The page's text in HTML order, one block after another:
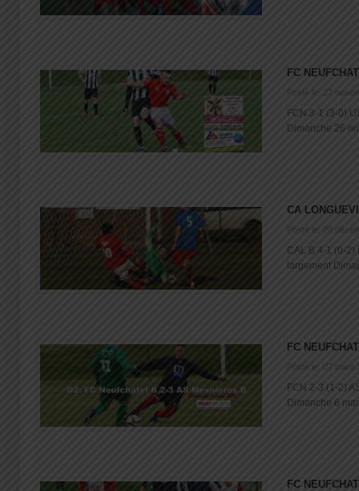
FC
Posté le: 27
FCN 3-1 (3-0)
Dimanche 26
CA
Posté le: 05
CAL B 4-1 (0-2)
largement
FC
Posté le: 07 mars
FCN 2-3 (1-2)
Dimanche 6
FC